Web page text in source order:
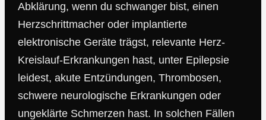
Abklärung, wenn du schwanger bist, einen
Herzschrittmacher oder implantierte
elektronische Geräte trägst, relevante Herz-
Kreislauf-Erkrankungen hast, unter Epilepsie
leidest, akute Entzündungen, Thrombosen,
schwere neurologische Erkrankungen oder
ungeklärte Schmerzen hast. In solchen Fällen